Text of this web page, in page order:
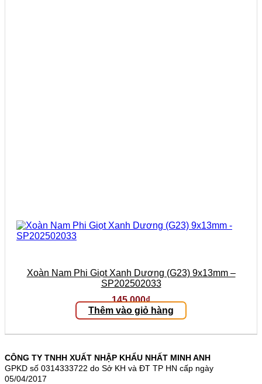
Xoàn Nam Phi Giọt Xanh Dương (G23) 9x13mm –
SP202502033
145.000₫
Thêm vào giỏ hàng
CÔNG TY TNHH XUẤT NHẬP KHẨU NHẤT MINH ANH
GPKD số 0314333722 do Sở KH và ĐT TP HN cấp ngày
05/04/2017